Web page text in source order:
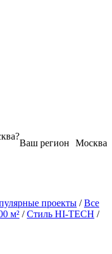
Москва
Ваш регион
?
проекты /Все
м² /Стиль HI-TECH /